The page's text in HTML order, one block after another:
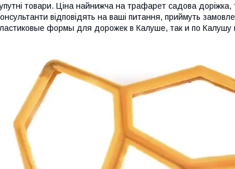
товари. Ціна найнижча на трафарет садова
відповідять на ваші питання, приймуть
формы для дорожек в Калуше, так и по Калушу